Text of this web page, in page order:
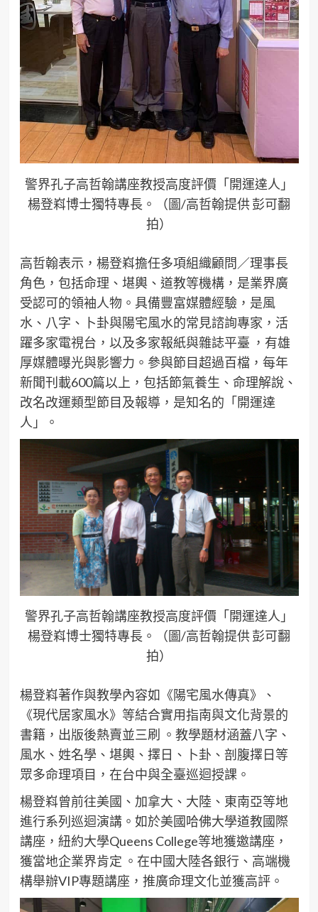
警界孔子高哲翰講座教授高度評價「開運達人」
楊登嵙博士獨特專長。（圖/高哲翰提供 彭可翻
拍）
高哲翰表示，楊登嵙擔任多項組織顧問／理事長
角色，包括命理、堪輿、道教等機構，是業界廣
受認可的領袖人物。具備豐富媒體經驗，是風
水、八字、卜卦與陽宅風水的常見諮詢專家，活
躍多家電視台，以及多家報紙與雜誌平臺 ，有雄
厚媒體曝光與影響力。參與節目超過百檔，每年
新聞刊載600篇以上，包括節氣養生、命理解說、
改名改運類型節目及報導，是知名的「開運達
人」。
警界孔子高哲翰講座教授高度評價「開運達人」
楊登嵙博士獨特專長。（圖/高哲翰提供 彭可翻
拍）
楊登嵙著作與教學內容如《陽宅風水傳真》、
《現代居家風水》等結合實用指南與文化背景的
書籍，出版後熱賣並三刷 。教學題材涵蓋八字、
風水、姓名學、堪輿、擇日、卜卦、剖腹擇日等
眾多命理項目，在台中與全臺巡迴授課。
楊登嵙曾前往美國、加拿大、大陸、東南亞等地
進行系列巡迴演講。如於美國哈佛大學道教國際
講座，紐約大學Queens College等地獲邀講座，
獲當地企業界肯定 。在中國大陸各銀行、高端機
構舉辦VIP專題講座，推廣命理文化並獲高評。